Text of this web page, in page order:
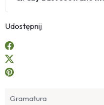
Udostępnij
Gramatura